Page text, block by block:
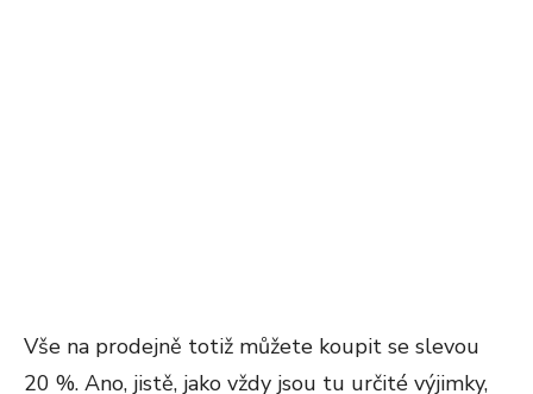
Vše na prodejně totiž můžete koupit se slevou
20 %. Ano, jistě, jako vždy jsou tu určité výjimky,